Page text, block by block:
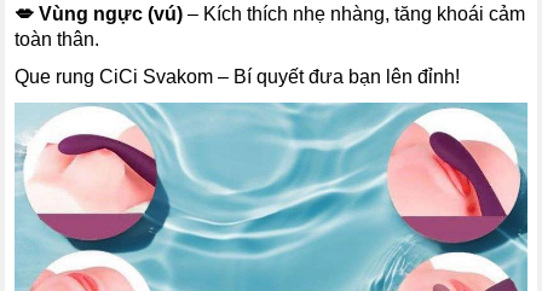
💋 Vùng ngực (vú) – Kích thích nhẹ nhàng, tăng khoái cảm
toàn thân.
Que rung CiCi Svakom – Bí quyết đưa bạn lên đỉnh!